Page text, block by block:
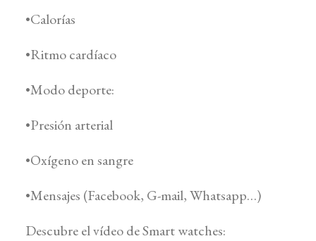
•Calorías
•Ritmo cardíaco
•Modo deporte:
•Presión arterial
•Oxígeno en sangre
•Mensajes (Facebook, G-mail, Whatsapp…)
Descubre el vídeo de Smart watches: